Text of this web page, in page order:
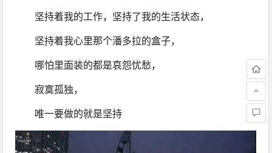
坚持着我的工作，坚持了我的生活状态，
坚持着我心里那个潘多拉的盒子，
哪怕里面装的都是哀怨忧愁，
寂寞孤独，
唯一要做的就是坚持